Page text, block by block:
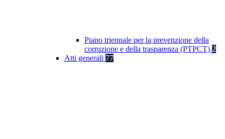
Piano triennale per la prevenzione della
corruzione e della trasparenza (PTPCT) 2
Atti generali 77